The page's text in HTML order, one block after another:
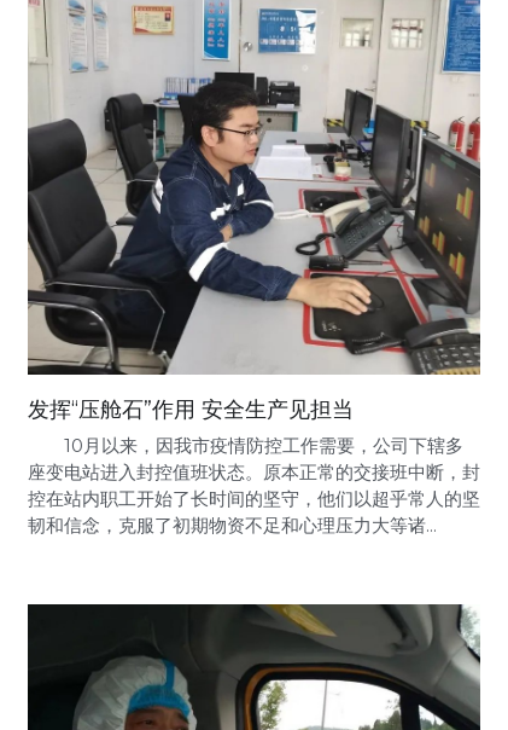
发挥“压舱石”作用 安全生产见担当
10月以来，因我市疫情防控工作需要，公司下辖多
座变电站进入封控值班状态。原本正常的交接班中断，封
控在站内职工开始了长时间的坚守，他们以超乎常人的坚
韧和信念，克服了初期物资不足和心理压力大等诸...